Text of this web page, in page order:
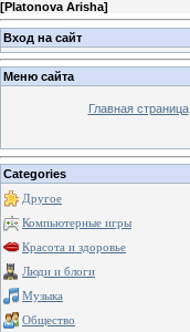
[Platonova Arisha]
Вход на сайт
Меню сайта
Главная страница
Categories
Другое
Компьютерные игры
Красота и здоровье
Люди и блоги
Музыка
Общество